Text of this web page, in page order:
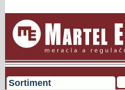
Sortiment